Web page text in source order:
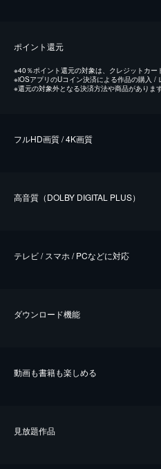
ポイント還元
※40％ポイント還元の対象は、クレジットカー
※iOSアプリのUコイン決済による作品の購入 /
※還元の対象外となる決済方法や商品がありま
フルHD画質 / 4K画質
⾼⾳質（DOLBY DIGITAL PLUS）
テレビ / スマホ / PCなどに対応
ダウンロード機能
動画も書籍も楽しめる
⾒放題作品